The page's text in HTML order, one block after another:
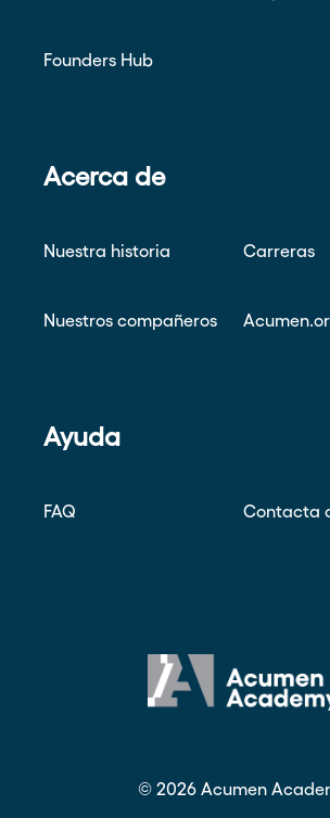
Founders Hub
Acerca de
Nuestra historia Carreras
Nuestros compañeros
Ayuda
FAQ Contacta
© 2026 Acumen